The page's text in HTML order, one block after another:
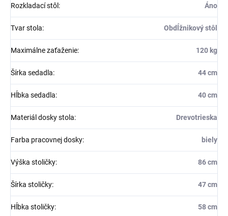
Rozkladací stôl: Áno
Tvar stola: Obdĺžnikový stôl
Maximálne zaťaženie: 120 kg
Šírka sedadla: 44 cm
Hĺbka sedadla: 40 cm
Materiál dosky stola: Drevotrieska
Farba pracovnej dosky: biely
Výška stoličky: 86 cm
Šírka stoličky: 47 cm
Hĺbka stoličky: 58 cm